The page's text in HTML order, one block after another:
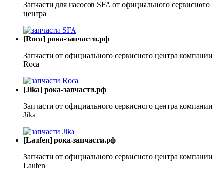
Запчасти для насосов SFA от официального сервисного
центра
[Roca] рока-запчасти.рф
Запчасти от официального сервисного центра компании
Roca
[Jika] рока-запчасти.рф
Запчасти от официального сервисного центра компании
Jika
[Laufen] рока-запчасти.рф
Запчасти от официального сервисного центра компании
Laufen